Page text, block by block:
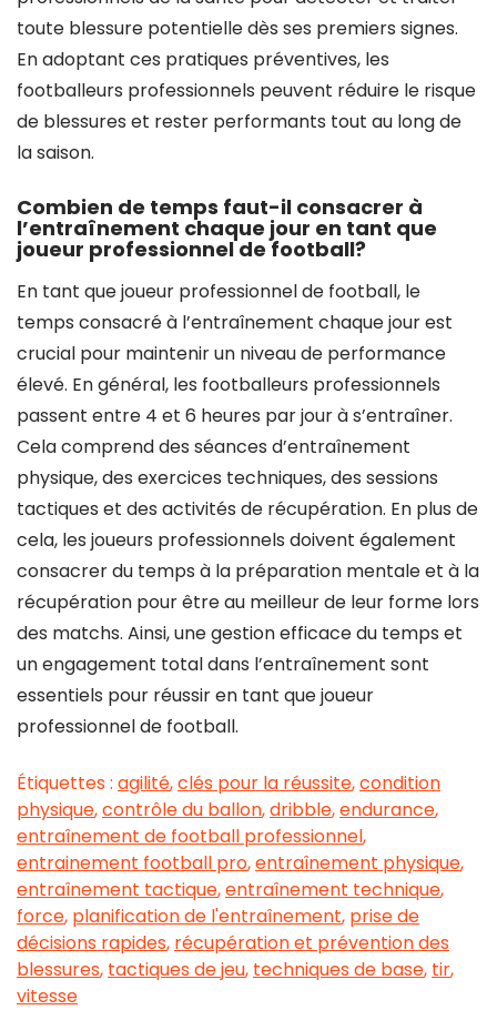
toute blessure potentielle dès ses premiers signes.
En adoptant ces pratiques préventives, les
footballeurs professionnels peuvent réduire le risque
de blessures et rester performants tout au long de
la saison.
Combien de temps faut-il consacrer à
l’entraînement chaque jour en tant que
joueur professionnel de football?
En tant que joueur professionnel de football, le
temps consacré à l’entraînement chaque jour est
crucial pour maintenir un niveau de performance
élevé. En général, les footballeurs professionnels
passent entre 4 et 6 heures par jour à s’entraîner.
Cela comprend des séances d’entraînement
physique, des exercices techniques, des sessions
tactiques et des activités de récupération. En plus de
cela, les joueurs professionnels doivent également
consacrer du temps à la préparation mentale et à la
récupération pour être au meilleur de leur forme lors
des matchs. Ainsi, une gestion efficace du temps et
un engagement total dans l’entraînement sont
essentiels pour réussir en tant que joueur
professionnel de football.
Étiquettes : agilité,clés pour la réussite,condition
physique,contrôle du ballon,dribble,endurance,
entraînement de football professionnel,
entrainement football pro,entraînement physique,
entraînement tactique,entraînement technique,
force, planification de l'entraînement, prise de
décisions rapides, récupération et prévention des
blessures, tactiques de jeu, techniques de base, tir,
vitesse